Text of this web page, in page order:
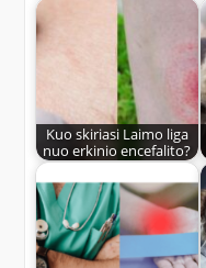
Kuo skiriasi Laimo liga
nuo erkinio encefalito?